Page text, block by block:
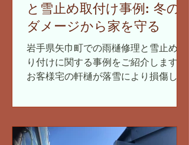
と雪止め取付け事例: 冬の
ダメージから家を守る
岩手県矢巾町での雨樋修理と雪止め取
り付けに関する事例をご紹介します。
お客様宅の軒樋が落雪により損傷して
あたりました。今回の工事では、雪の
な雪止めシステムを導入しました。